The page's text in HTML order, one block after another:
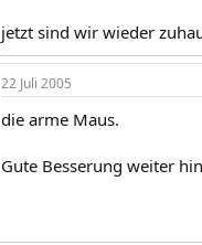
jetzt sind wir wieder
22 Juli 2005
die arme Maus.
Gute Besserung weiter